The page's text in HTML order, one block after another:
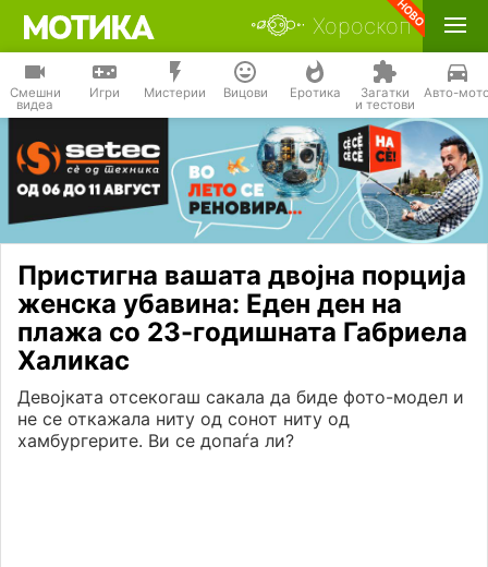
Хороскоп
Смешни
видеа
Игри Мистерии Вицови Еротика Загатки
и тестови
Авто-
Пристигна вашата двојна порција
женска убавина: Еден ден на
плажа со 23-годишната Габриела
Халикас
Девојката отсекогаш сакала да биде фото-модел и
не се откажала ниту од сонот ниту од
хамбургерите. Ви се допаѓа ли?